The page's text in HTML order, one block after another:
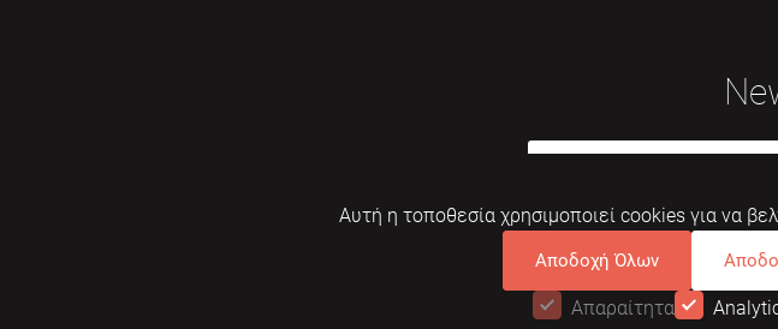
Αυτή η τοποθεσία χρησιμοποιεί cookies για να
Αποδοχή Όλων
Απαραίτητα